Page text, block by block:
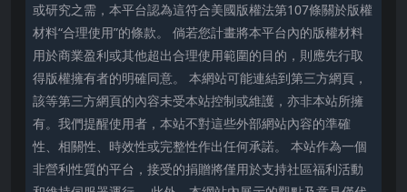
或研究之需，本平台認為這符合美國版權法第107條關於版權
材料“合理使用”的條款。 倘若您計畫將本平台內的版權材料
用於商業盈利或其他超出合理使用範圍的目的，則應先行取
得版權擁有者的明確同意。 本網站可能連結到第三方網頁，
該等第三方網頁的內容未受本站控制或維護，亦非本站所擁
有。我們提醒使用者，本站不對這些外部網站內容的準確
性、相關性、時效性或完整性作出任何承諾。 本站作為一個
非營利性質的平台，接受的捐贈將僅用於支持社區福利活動